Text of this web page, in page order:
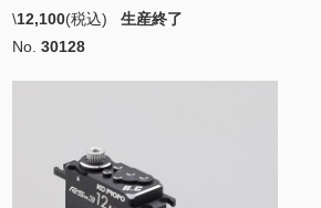
\12,100(税込) 生産終了
No. 30128